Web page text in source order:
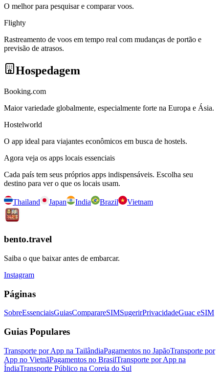
O melhor para pesquisar e comparar voos.
Flighty
Rastreamento de voos em tempo real com mudanças de portão e
previsão de atrasos.
Hospedagem
Booking.com
Maior variedade globalmente, especialmente forte na Europa e Ásia.
Hostelworld
O app ideal para viajantes econômicos em busca de hostels.
Agora veja os apps locais essenciais
Cada país tem seus próprios apps indispensáveis. Escolha seu
destino para ver o que os locais usam.
Thailand Japan India Brazil Vietnam
bento.travel
Saiba o que baixar antes de embarcar.
Instagram
Páginas
SobreEssenciaisGuiasComparareSIMSugerirPrivacidadeGuac eSIM
Guias Populares
Transporte por App na TailândiaPagamentos no JapãoTransporte por
App no VietnãPagamentos no BrasilTransporte por App na
ÍndiaTransporte Público na Coreia do Sul